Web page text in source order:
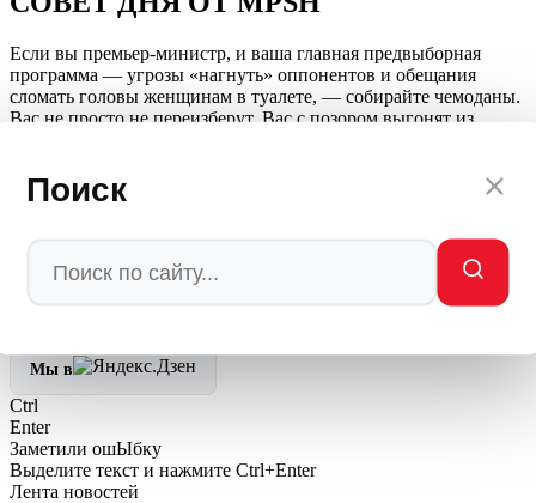
Поиск
Если вы премьер-министр, и ваша главная предвыборная
программа — угрозы «нагнуть» оппонентов и обещания
сломать головы женщинам в туалете, — собирайте чемоданы.
Вас не просто не переизберут. Вас с позором выгонят из
💬
Мы в
Ctrl
Enter
Заметили ошЫбку
Выделите текст и нажмите Ctrl+Enter
Лента новостей